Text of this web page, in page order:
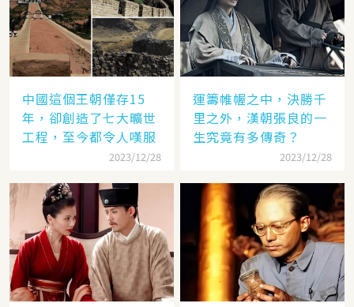
中國這個王朝僅存15
年，卻創造了七大曠世
工程，至今都令人嘆服
2023/12/28
運籌帷幄之中，決勝千
里之外，漢朝張良的一
生究竟有多傳奇？
2023/12/28